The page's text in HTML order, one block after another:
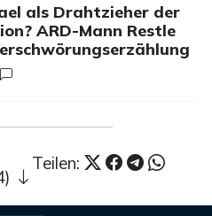
als Drahtzieher der
ARD-Mann Restle
Teilen: